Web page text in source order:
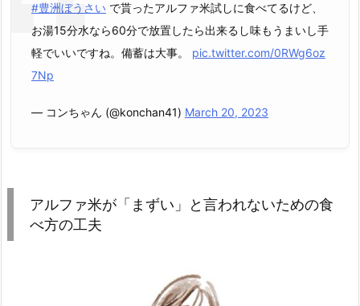
#豊洲ぼうさい で貰ったアルファ米試しに食べてるけど、
お湯15分水なら60分で放置したら出来るし味もうまいし手
軽でいいですね。備蓄は大事。 pic.twitter.com/0RWg6oz
7Np
— コンちゃん (@konchan41) March 20, 2023
アルファ米が「まずい」と言われないための食
べ方の工夫